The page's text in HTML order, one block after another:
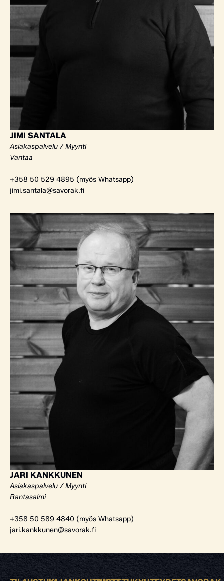
JIMI SANTALA
Asiakaspalvelu / Myynti
Vantaa
+358 50 529 4895 (myös Whatsapp)
jimi.santala@savorak.fi
JARI KANKKUNEN
Asiakaspalvelu / Myynti
Rantasalmi
+358 50 589 4840 (myös Whatsapp)
jari.kankkunen@savorak.fi